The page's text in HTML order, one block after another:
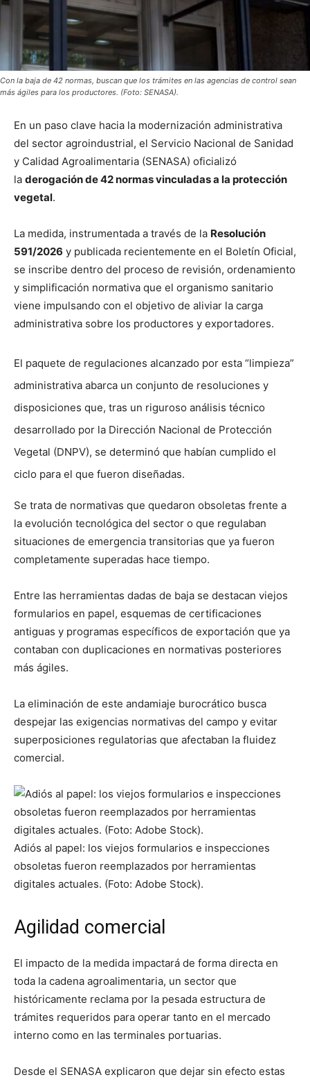
Con la baja de 42 normas, buscan que los trámites en las agencias de control sean
más ágiles para los productores. (Foto: SENASA).
En un paso clave hacia la modernización administrativa
del sector agroindustrial, el Servicio Nacional de Sanidad
y Calidad Agroalimentaria (SENASA) oficializó
la derogación de 42 normas vinculadas a la protección
vegetal.
La medida, instrumentada a través de la Resolución
591/2026 y publicada recientemente en el Boletín Oficial,
se inscribe dentro del proceso de revisión, ordenamiento
y simplificación normativa que el organismo sanitario
viene impulsando con el objetivo de aliviar la carga
administrativa sobre los productores y exportadores.
El paquete de regulaciones alcanzado por esta “limpieza”
administrativa abarca un conjunto de resoluciones y
disposiciones que, tras un riguroso análisis técnico
desarrollado por la Dirección Nacional de Protección
Vegetal (DNPV), se determinó que habían cumplido el
ciclo para el que fueron diseñadas.
Se trata de normativas que quedaron obsoletas frente a
la evolución tecnológica del sector o que regulaban
situaciones de emergencia transitorias que ya fueron
completamente superadas hace tiempo.
Entre las herramientas dadas de baja se destacan viejos
formularios en papel, esquemas de certificaciones
antiguas y programas específicos de exportación que ya
contaban con duplicaciones en normativas posteriores
más ágiles.
La eliminación de este andamiaje burocrático busca
despejar las exigencias normativas del campo y evitar
superposiciones regulatorias que afectaban la fluidez
comercial.
Adiós al papel: los viejos formularios e inspecciones
obsoletas fueron reemplazados por herramientas
digitales actuales. (Foto: Adobe Stock).
Agilidad comercial
El impacto de la medida impactará de forma directa en
toda la cadena agroalimentaria, un sector que
históricamente reclama por la pesada estructura de
trámites requeridos para operar tanto en el mercado
interno como en las terminales portuarias.
Desde el SENASA explicaron que dejar sin efecto estas